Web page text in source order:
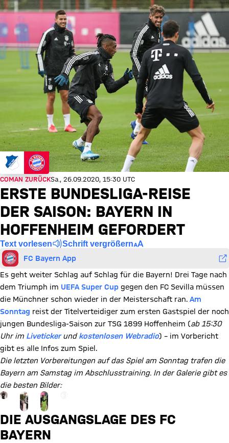
COMAN ZURÜCKSa., 26.09.2020, 15:30 UTC
ERSTE BUNDESLIGA-REISE
DER SAISON: BAYERN IN
HOFFENHEIM GEFORDERT
Text vorlesen Schrift vergrößern
FC Bayern App
Es geht weiter Schlag auf Schlag für die Bayern! Drei Tage nach
dem Triumph im UEFA Super Cup gegen den FC Sevilla müssen
die Münchner schon wieder in der Meisterschaft ran. Am
Sonntag reist der Titelverteidiger zum ersten Gastspiel der noch
jungen Bundesliga-Saison zur TSG 1899 Hoffenheim (ab 15:30
Uhr im Livetickerundkostenlosen Webradio) – im Vorbericht
gibt es alle Infos zum Spiel.
Die letzten Vorbereitungen auf das Spiel am Sonntag trafen die
Bayern am Samstag im Abschlusstraining. In der Galerie gibt es
die besten Bilder:
Gehe zu Gallerie Seite: zur Galerie
DIE AUSGANGSLAGE DES FC
BAYERN